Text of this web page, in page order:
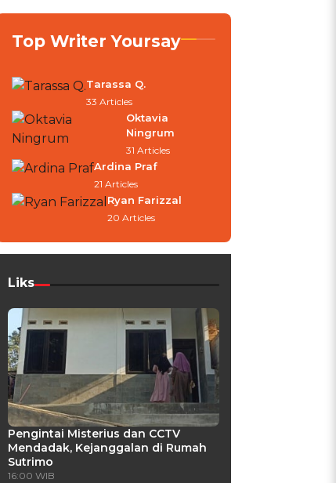
Top Writer Yoursay
Tarassa Q.
33 Articles
Oktavia
Ningrum
31 Articles
Ardina Praf
21 Articles
Ryan Farizzal
20 Articles
Liks
Pengintai Misterius dan CCTV
Mendadak, Kejanggalan di Rumah
Sutrimo
16:00 WIB